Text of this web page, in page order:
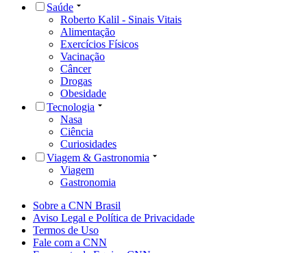
Saúde
Roberto Kalil - Sinais Vitais
Alimentação
Exercícios Físicos
Vacinação
Câncer
Drogas
Obesidade
Tecnologia
Nasa
Ciência
Curiosidades
Viagem & Gastronomia
Viagem
Gastronomia
Sobre a CNN Brasil
Aviso Legal e Política de Privacidade
Termos de Uso
Fale com a CNN